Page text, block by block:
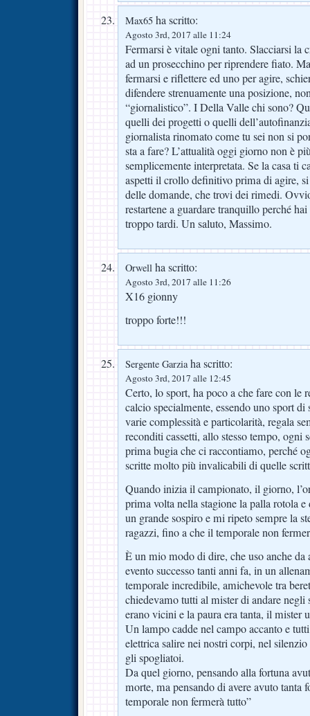
Max65 ha scritto:
Agosto 3rd, 2017 alle 11:24
Fermarsi è vitale ogni tanto. Slacciarsi la
ad un prosecchino per riprendere fiato.
fermarsi e riflettere ed uno per agire,
difendere strenuamente una posizione,
“giornalistico”. I Della Valle chi sono?
quelli dei progetti o quelli
giornalista rinomato come tu sei non si
sta a fare? L’attualità oggi giorno non è
semplicemente interpretata. Se la casa ti
aspetti il crollo definitivo prima di agire,
delle domande, che trovi dei rimedi.
restartene a guardare tranquillo perché
troppo tardi. Un saluto, Massimo.
Orwell ha scritto:
Agosto 3rd, 2017 alle 11:26
X16 gionny
troppo forte!!!
Sergente Garziaha scritto:
Agosto 3rd, 2017 alle 12:45
Certo, lo sport, ha poco a che fare con le
calcio specialmente, essendo uno sport di
varie complessità e particolarità, regala
reconditi cassetti, allo stesso tempo, ogni
prima bugia che ci raccontiamo, perché
scritte molto più invalicabili di quelle
Quando inizia il campionato, il giorno,
prima volta nella stagione la palla rotola
un grande sospiro e mi ripeto sempre la
ragazzi, fino a che il temporale non
È un mio modo di dire, che uso anche da
evento successo tanti anni fa, in un
temporale incredibile, amichevole tra
chiedevamo tutti al mister di andare
erano vicini e la paura era tanta, il mister
Un lampo cadde nel campo accanto e
elettrica salire nei nostri corpi, nel
gli spogliatoi.
Da quel giorno, pensando alla fortuna
morte, ma pensando di avere avuto tanta
temporale non fermerà tutto”